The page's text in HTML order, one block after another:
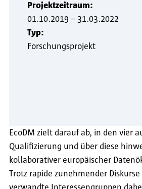
Projektzeitraum:
01.10.2019 – 31.03.2022
Typ:
Forschungsprojekt
EcoDM zielt darauf ab, in den vier
Qualifizierung und über diese
kollaborativer europäischer
Trotz rapide zunehmender